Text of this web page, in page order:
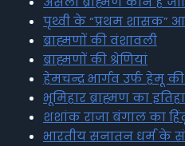
पृथ्वी के “प्रथम शासक”
ब्राह्मणों की वंशावली
ब्राह्मणों की श्रेणियां
हेमचन्द्र भार्गव उर्फ हेमू
भूमिहार ब्राह्मण का
शशांक राजा बंगाल का
भारतीय सनातन धर्म के